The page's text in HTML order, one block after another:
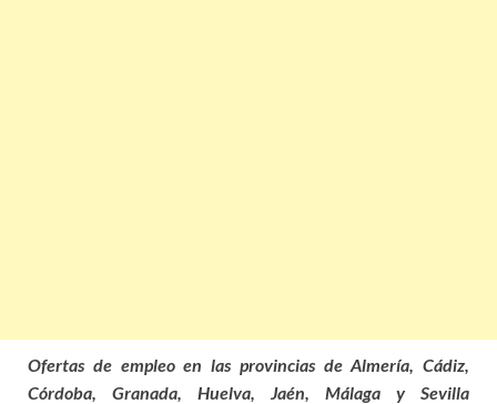
Ofertas de empleo en las provincias de Almería, Cádiz,
Córdoba, Granada, Huelva, Jaén, Málaga y Sevilla